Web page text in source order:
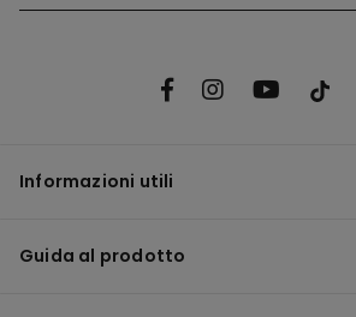
Informazioni utili
Guida al prodotto